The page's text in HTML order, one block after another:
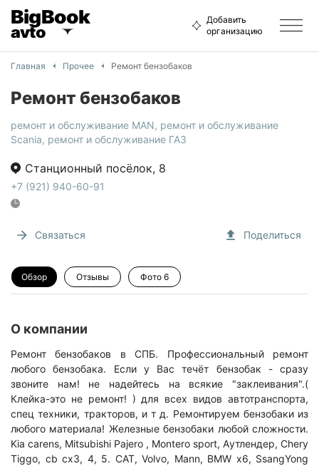
BigBook
avto
Добавить
организацию
Главная Прочее Ремонт бензобаков
Ремонт бензобаков
ремонт и обслуживание MAN, ремонт и обслуживание
Scania, ремонт и обслуживание ГАЗ
Станционный посёлок, 8
+7 (921) 940-60-91
Связаться Поделиться
Обзор Отзывы Фото 6
О компании
Ремонт бензобаков в СПБ. Профессиональный ремонт
любого бензобака. Если у Вас течёт бензобак - сразу
звоните нам! не надейтесь на всякие "заклеивания".(
Клейка-это не ремонт! ) для всех видов автотранспорта,
спец техники, тракторов, и т д. Ремонтируем бензобаки из
любого материала! Железные бензобаки любой сложности.
Kia carens, Mitsubishi Pajero , Montero sport, Aутлендер, Chery
Tiggo, cb cx3, 4, 5. CAT, Volvo, Mann, BMW x6, SsangYong